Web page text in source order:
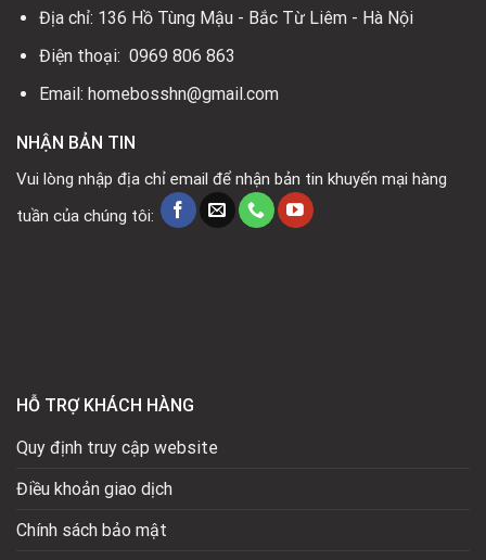
Địa chỉ: 136 Hồ Tùng Mậu - Bắc Từ Liêm - Hà Nội
Điện thoại: 0969 806 863
Email: homebosshn@gmail.com
NHẬN BẢN TIN
Vui lòng nhập địa chỉ email để nhận bản tin khuyến mại hàng
tuần của chúng tôi:
HỖ TRỢ KHÁCH HÀNG
Quy định truy cập website
Điều khoản giao dịch
Chính sách bảo mật